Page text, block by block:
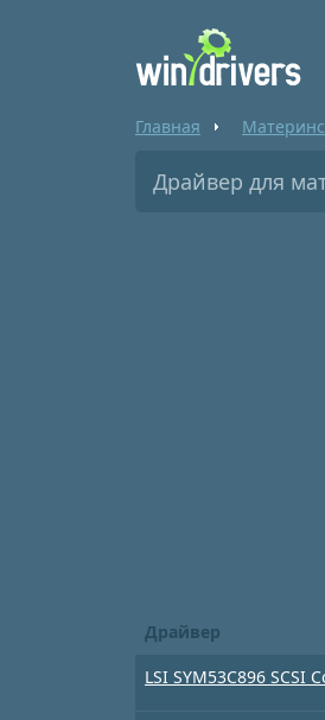
Главная
Драйвер для
Драйвер
LSI SYM53C896 SCSI